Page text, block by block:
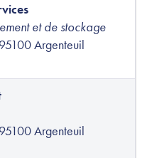
et de stockage
Argenteuil
Argenteuil